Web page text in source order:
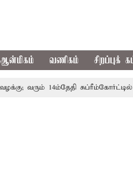
ஆன்மிகம் வணிகம் சிறப்புக்
வரும் 14ம்தேதி சுப்ரீம்கோர்ட்டில்